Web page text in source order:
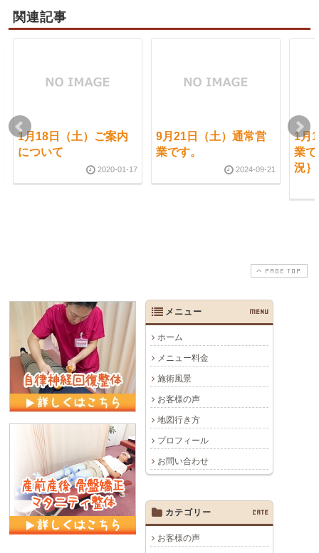
関連記事
1月18日（土）ご案内
について
2020-01-17
9月21日（土）通常営
業です。
2024-09-21
1月
業
況｝
PAGE TOP
メニュー MENU
ホーム
メニュー料金
施術風景
お客様の声
地図行き方
プロフィール
お問い合わせ
カテゴリー CATE
お客様の声